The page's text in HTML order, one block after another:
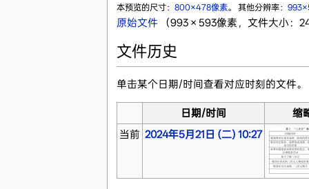
本预览的尺寸： 800×478像素。 其他分辨率：
原始文件‎ （993 × 593像素，文件大小：
文件历史
单击某个日期/时间查看对应时刻的文件。
日期/时间
缩
当前 2024年5月21日 (二) 10:27